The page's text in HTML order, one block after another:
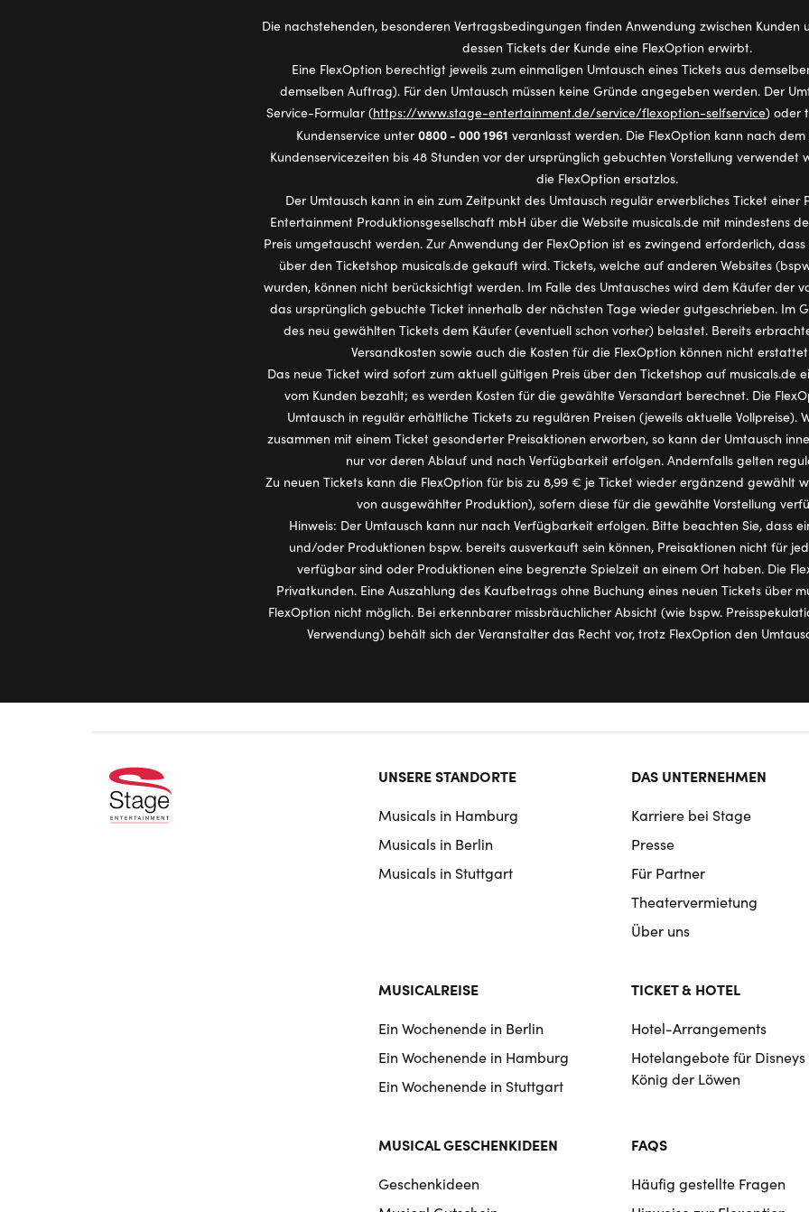
Die nachstehenden, besonderen Vertragsbedingungen finden Anwendung zwischen Kunden
dessen Tickets der Kunde eine FlexOption erwirbt.
Eine FlexOption berechtigt jeweils zum einmaligen Umtausch eines Tickets aus
demselben Auftrag). Für den Umtausch müssen keine Gründe angegeben werden. Der
Service-Formular (https://www.stage-entertainment.de/service/flexoption-selfservice) oder
Kundenservice unter0800 - 000 1961 veranlasst werden. Die FlexOption kann nach
Kundenservicezeiten bis 48 Stunden vor der ursprünglich gebuchten Vorstellung verwendet
die FlexOption ersatzlos.
Der Umtausch kann in ein zum Zeitpunkt des Umtausch regulär erwerbliches Ticket einer
Entertainment Produktionsgesellschaft mbH über die Website musicals.de mit mindestens
Preis umgetauscht werden. Zur Anwendung der FlexOption ist es zwingend erforderlich,
über den Ticketshop musicals.de gekauft wird. Tickets, welche auf anderen Websites
wurden, können nicht berücksichtigt werden. Im Falle des Umtausches wird dem Käufer der
das ursprünglich gebuchte Ticket innerhalb der nächsten Tage wieder gutgeschrieben. Im
des neu gewählten Tickets dem Käufer (eventuell schon vorher) belastet. Bereits
Versandkosten sowie auch die Kosten für die FlexOption können nicht
Das neue Ticket wird sofort zum aktuell gültigen Preis über den Ticketshop auf musicals.de
vom Kunden bezahlt; es werden Kosten für die gewählte Versandart berechnet. Die
Umtausch in regulär erhältliche Tickets zu regulären Preisen (jeweils aktuelle Vollpreise).
zusammen mit einem Ticket gesonderter Preisaktionen erworben, so kann der Umtausch
nur vor deren Ablauf und nach Verfügbarkeit erfolgen. Andernfalls gelten
Zu neuen Tickets kann die FlexOption für bis zu 8,99 € je Ticket wieder ergänzend gewählt
von ausgewählter Produktion), sofern diese für die gewählte Vorstellung
Hinweis: Der Umtausch kann nur nach Verfügbarkeit erfolgen. Bitte beachten Sie, dass
und/oder Produktionen bspw. bereits ausverkauft sein können, Preisaktionen nicht für
verfügbar sind oder Produktionen eine begrenzte Spielzeit an einem Ort haben. Die
Privatkunden. Eine Auszahlung des Kaufbetrags ohne Buchung eines neuen Tickets über
FlexOption nicht möglich. Bei erkennbarer missbräuchlicher Absicht (wie bspw.
Verwendung) behält sich der Veranstalter das Recht vor, trotz FlexOption den
Footer
navigation
UNSERE STANDORTE
Musicals in Hamburg
Musicals in Berlin
Musicals in Stuttgart
DAS UNTERNEHMEN
Karriere bei Stage
Presse
Für Partner
Theatervermietung
Über uns
MUSICALREISE
Ein Wochenende in Berlin
Ein Wochenende in Hamburg
Ein Wochenende in Stuttgart
TICKET & HOTEL
Hotel-Arrangements
Hotelangebote für Disneys
König der Löwen
MUSICAL GESCHENKIDEEN
Geschenkideen
FAQS
Häufig gestellte Fragen